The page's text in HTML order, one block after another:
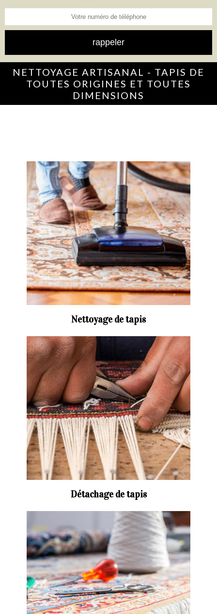
NETTOYAGE ARTISANAL - TAPIS DE
TOUTES ORIGINES ET TOUTES
DIMENSIONS
Nettoyage de tapis
Détachage de tapis